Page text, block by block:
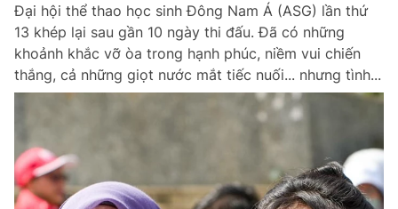
Đại hội thể thao học sinh Đông Nam Á (ASG) lần thứ
13 khép lại sau gần 10 ngày thi đấu. Đã có những
khoảnh khắc vỡ òa trong hạnh phúc, niềm vui chiến
thắng, cả những giọt nước mắt tiếc nuối... nhưng tình...